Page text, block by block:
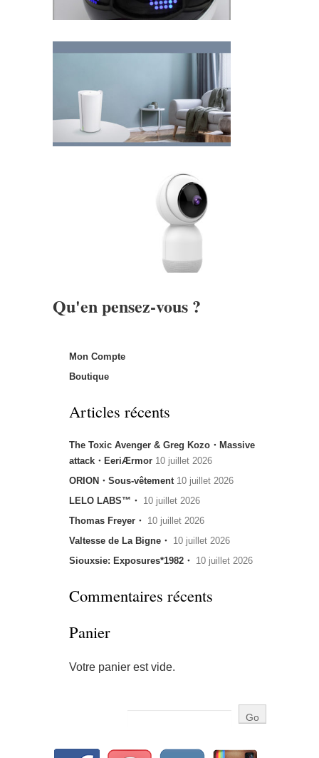
Qu'en pensez-vous ?
Mon Compte
Boutique
Articles récents
The Toxic Avenger & Greg Kozo・Massive
attack・EeriÆrmor 10 juillet 2026
ORION・Sous-vêtement 10 juillet 2026
LELO LABS™・ 10 juillet 2026
Thomas Freyer・ 10 juillet 2026
Valtesse de La Bigne・ 10 juillet 2026
Siouxsie: Exposures*1982・ 10 juillet 2026
Commentaires récents
Panier
Votre panier est vide.